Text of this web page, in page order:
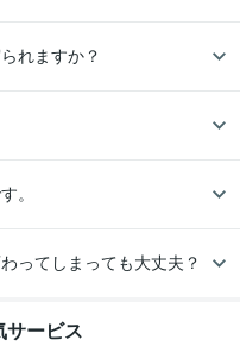
れますか？
。
ってしまっても大丈夫？
サービス